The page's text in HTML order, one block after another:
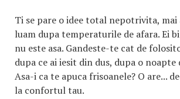
Ti se pare o idee total nepotrivita, mai
luam dupa temperaturile de afara. Ei
nu este asa. Gandeste-te cat de
dupa ce ai iesit din dus, dupa o noapte
Asa-i ca te apuca frisoanele? O are...
la confortul tau.